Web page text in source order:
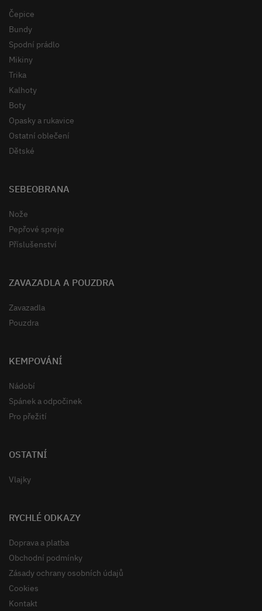
Čepice
Bundy
Spodní prádlo
Mikiny
Trika
Kalhoty
Boty
Opasky a rukavice
Ostatní oblečení
Dětské
SEBEOBRANA
Nože
Pepřové spreje
Příslušenství
ZAVAZADLA A POUZDRA
Zavazadla
Pouzdra
KEMPOVÁNÍ
Nádobí
Spánek a odpočinek
Pro přežití
OSTATNÍ
Vlajky
RYCHLÉ ODKAZY
Doprava a platba
Obchodní podmínky
Zásady ochrany osobních údajů
Cookies
Kontakt